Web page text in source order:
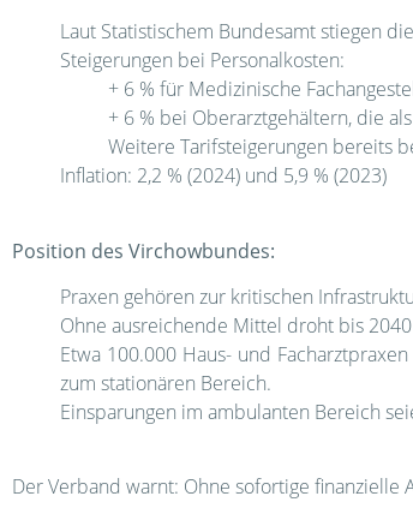
Laut Statistischem Bundesamt stiegen
Steigerungen bei Personalkosten:
+ 6 % für Medizinische
+ 6 % bei Oberarztgehältern, die
Weitere Tarifsteigerungen bereits
Inflation: 2,2 % (2024) und 5,9 % (2023)
Position des Virchowbundes:
Praxen gehören zur kritischen
Ohne ausreichende Mittel droht bis
Etwa 100.000 Haus- und
zum stationären Bereich.
Einsparungen im ambulanten Bereich
Der Verband warnt: Ohne sofortige finanzielle